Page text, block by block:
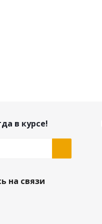
в курсе!
на связи